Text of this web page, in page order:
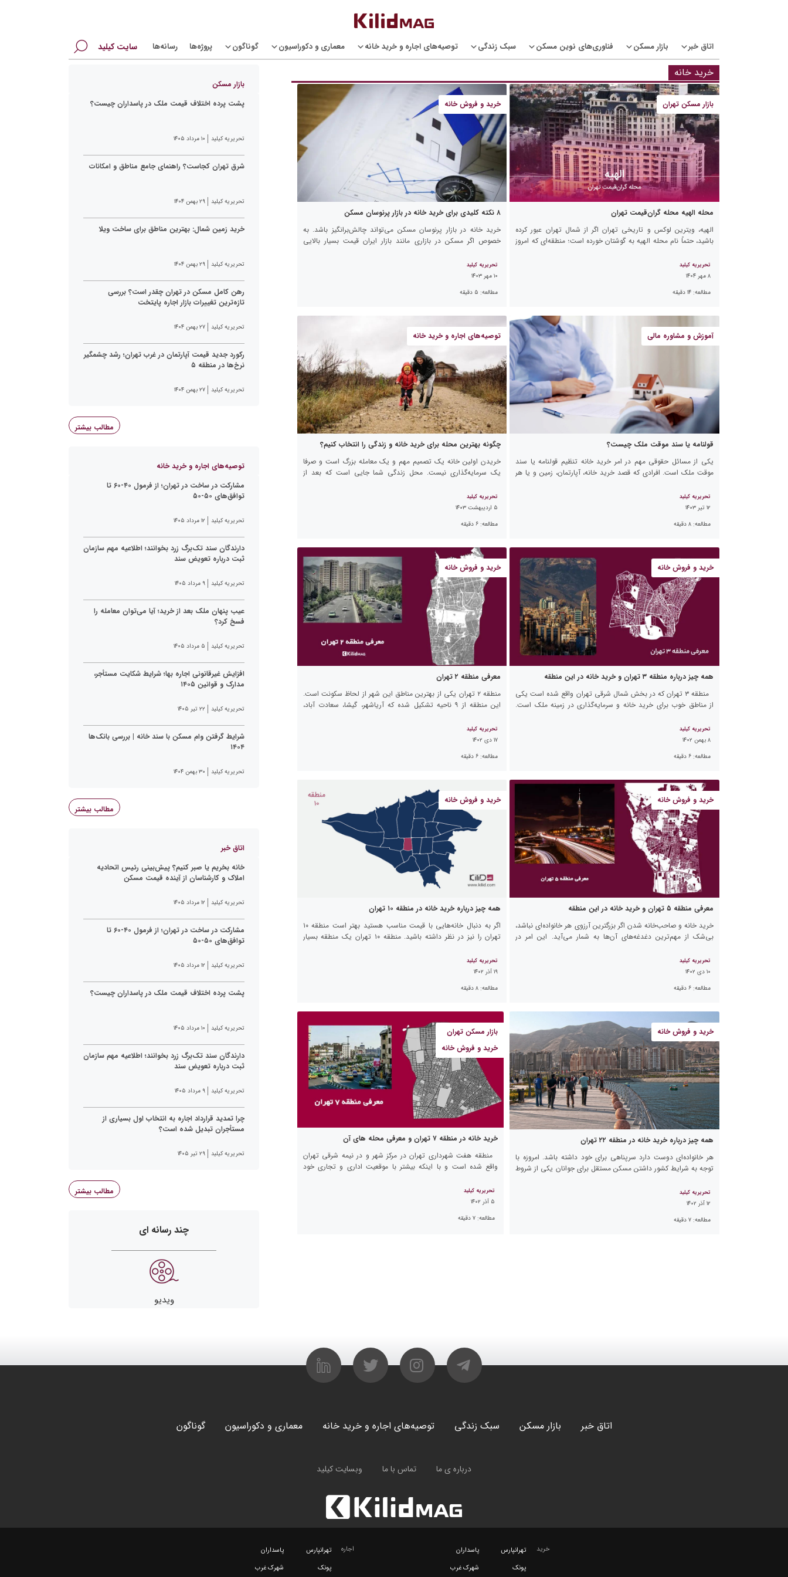
برای:
اتاق خبر بازار مسکن فناوری‌های نوین مسکن سبک زندگی توصیه‌های اجاره و خرید خانه معماری و دکوراسیون گوناگون پروژه‌ها رسانه‌ها سایت کیلید
خرید خانه
بازار مسکن تهران
محله الهیه محله گران‌قیمت تهران
الهیه، ویترین لوکس و تاریخی تهران اگر از شمال تهران عبور کرده
باشید، حتماً نام محله الهیه به گوشتان خورده است؛ منطقه‌ای که امروز
تحریریه کیلید
۸ مهر ۱۴۰۴
مطالعه: ۱۴ دقیقه
خرید و فروش خانه
۸ نکته کلیدی برای خرید خانه در بازار پرنوسان مسکن
خرید خانه در بازار پرنوسان مسکن می‌تواند چالش‌برانگیز باشد. به
خصوص اگر مسکن در بازاری مانند بازار ایران قیمت بسیار بالایی
تحریریه کیلید
۱۰ مهر ۱۴۰۳
مطالعه: ۵ دقیقه
آموزش و مشاوره مالی
قولنامه یا سند موقت ملک چیست؟
یکی از مسائل حقوقی مهم در امر خرید خانه تنظیم قولنامه یا سند
موقت ملک است. افرادی که قصد خرید خانه، آپارتمان، زمین و یا هر
تحریریه کیلید
۱۲ تیر ۱۴۰۳
مطالعه: ۸ دقیقه
توصیه‌های اجاره و خرید خانه
چگونه بهترین محله برای خرید خانه و زندگی را انتخاب کنیم؟
خریدن اولین خانه یک تصمیم مهم و یک معامله بزرگ است و صرفا
یک سرمایه‌گذاری نیست. محل زندگی شما جایی است که بعد از
تحریریه کیلید
۵ اردیبهشت ۱۴۰۳
مطالعه: ۶ دقیقه
خرید و فروش خانه
همه چیز درباره منطقه ۳ تهران و خرید خانه در این منطقه
منطقه ۳ تهران که در بخش شمال شرقی تهران واقع شده است یکی
از مناطق خوب برای خرید خانه و سرمایه‌گذاری در زمینه ملک است.
تحریریه کیلید
۸ بهمن ۱۴۰۲
مطالعه: ۶ دقیقه
خرید و فروش خانه
معرفی منطقه ۲ تهران
منطقه ۲ تهران یکی از بهترین مناطق این شهر از لحاظ سکونت است.
این منطقه از ۹ ناحیه تشکیل شده که آریاشهر، گیشا، سعادت آباد،
تحریریه کیلید
۱۷ دی ۱۴۰۲
مطالعه: ۶ دقیقه
خرید و فروش خانه
معرفی منطقه ۵ تهران و خرید خانه در این منطقه
خرید خانه و صاحب‌خانه شدن اگر بزرگترین آرزوی هر خانواده‌ای نباشد،
بی‌شک از مهم‌ترین دغدغه‌های آن‌ها به شمار می‌آید. این امر در
تحریریه کیلید
۱۰ دی ۱۴۰۲
مطالعه: ۶ دقیقه
خرید و فروش خانه
همه چیز درباره خرید خانه در منطقه ۱۰ تهران
اگر به دنبال خانه‌هایی با قیمت مناسب هستید بهتر است منطقه ۱۰
تهران را نیز در نظر داشته باشید. منطقه ۱۰ تهران یک منطقه بسیار
تحریریه کیلید
۱۹ آذر ۱۴۰۲
مطالعه: ۸ دقیقه
خرید و فروش خانه
همه چیز درباره خرید خانه در منطقه ۲۲ تهران
هر خانواده‌ای دوست دارد سرپناهی برای خود داشته باشد. امروزه با
توجه به شرایط کشور داشتن مسکن مستقل برای جوانان یکی از شروط
تحریریه کیلید
۱۲ آذر ۱۴۰۲
مطالعه: ۷ دقیقه
بازار مسکن تهران
خرید و فروش خانه
خرید خانه در منطقه ۷ تهران و معرفی محله های آن
منطقه هفت شهرداری تهران در مرکز شهر و در نیمه شرقی تهران
واقع شده است و با اینکه بیشتر با موقعیت اداری و تجاری خود
تحریریه کیلید
۵ آذر ۱۴۰۲
مطالعه: ۷ دقیقه
بازار مسکن
پشت پرده اختلاف قیمت ملک در پاسداران چیست؟
تحریریه کیلید ۱۰ مرداد ۱۴۰۵
شرق تهران کجاست؟ راهنمای جامع مناطق و امکانات
تحریریه کیلید ۲۹ بهمن ۱۴۰۴
خرید زمین شمال: بهترین مناطق برای ساخت ویلا
تحریریه کیلید ۲۹ بهمن ۱۴۰۴
رهن کامل مسکن در تهران چقدر است؟ بررسی
تازه‌ترین تغییرات بازار اجاره پایتخت
تحریریه کیلید ۲۷ بهمن ۱۴۰۴
رکورد جدید قیمت آپارتمان در غرب تهران؛ رشد چشمگیر
نرخ‌ها در منطقه ۵
تحریریه کیلید ۲۷ بهمن ۱۴۰۴
مطالب بیشتر
توصیه‌های اجاره و خرید خانه
مشارکت در ساخت در تهران؛ از فرمول ۴۰-۶۰ تا
توافق‌های ۵۰-۵۰
تحریریه کیلید ۱۲ مرداد ۱۴۰۵
دارندگان سند تک‌برگ زرد بخوانند؛ اطلاعیه مهم سازمان
ثبت درباره تعویض سند
تحریریه کیلید ۹ مرداد ۱۴۰۵
عیب پنهان ملک بعد از خرید؛ آیا می‌توان معامله را
فسخ کرد؟
تحریریه کیلید ۵ مرداد ۱۴۰۵
افزایش غیرقانونی اجاره بها؛ شرایط شکایت مستأجر،
مدارک و قوانین ۱۴۰۵
تحریریه کیلید ۲۲ تیر ۱۴۰۵
شرایط گرفتن وام مسکن با سند خانه | بررسی بانک‌ها
۱۴۰۴
تحریریه کیلید ۳۰ بهمن ۱۴۰۴
مطالب بیشتر
اتاق خبر
خانه بخریم یا صبر کنیم؟ پیش‌بینی رئیس اتحادیه
املاک و کارشناسان از آینده قیمت مسکن
تحریریه کیلید ۱۲ مرداد ۱۴۰۵
مشارکت در ساخت در تهران؛ از فرمول ۴۰-۶۰ تا
توافق‌های ۵۰-۵۰
تحریریه کیلید ۱۲ مرداد ۱۴۰۵
پشت پرده اختلاف قیمت ملک در پاسداران چیست؟
تحریریه کیلید ۱۰ مرداد ۱۴۰۵
دارندگان سند تک‌برگ زرد بخوانند؛ اطلاعیه مهم سازمان
ثبت درباره تعویض سند
تحریریه کیلید ۹ مرداد ۱۴۰۵
چرا تمدید قرارداد اجاره به انتخاب اول بسیاری از
مستأجران تبدیل شده است؟
تحریریه کیلید ۲۹ تیر ۱۴۰۵
مطالب بیشتر
چند رسانه ای
ویدیو
اتاق خبر بازار مسکن سبک زندگی توصیه‌های اجاره و خرید خانه معماری و دکوراسیون گوناگون
درباره ی ما تماس با ما وبسایت کیلید
خرید تهرانپارس
پاسداران
پونک
شهرک غرب
اجاره تهرانپارس
پاسداران
پونک
شهرک غرب